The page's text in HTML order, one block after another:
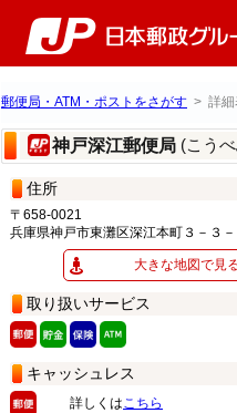
郵便局・ATM・ポストをさがす > 詳細
神戸深江郵便局 (こう
住所
〒658-0021
兵庫県神戸市東灘区深江本町３－３－
大きな地図で見
取り扱いサービス
キャッシュレス
詳しくはこちら